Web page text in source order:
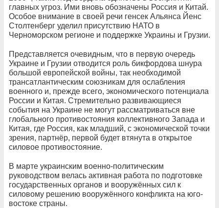
главных угроз. Ими вновь обозначены Россия и Китай.
Особое внимание в своей речи генсек Альянса Йенс
Столтенберг уделил присутствию НАТО в
Черноморском регионе и поддержке Украины и Грузии.
Представляется очевидным, что в первую очередь
Украине и Грузии отводится роль бикфордова шнура
большой европейской войны, так необходимой
трансатлантическим союзникам для ослабления
военного и, прежде всего, экономического потенциала
России и Китая. Стремительно развивающиеся
события на Украине не могут рассматриваться вне
глобального противостояния коллективного Запада и
Китая, где Россия, как младший, с экономической точки
зрения, партнёр, первой будет втянута в открытое
силовое противостояние.
В марте украинским военно-политическим
руководством велась активная работа по подготовке
государственных органов и вооружённых сил к
силовому решению вооружённого конфликта на юго-
востоке страны.